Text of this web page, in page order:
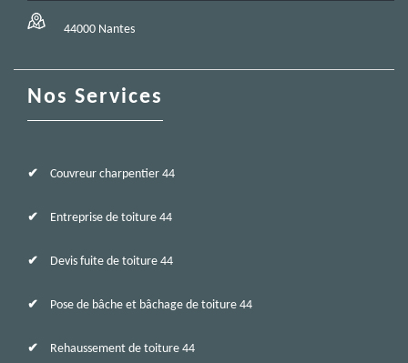
44000 Nantes
Nos Services
Couvreur charpentier 44
Entreprise de toiture 44
Devis fuite de toiture 44
Pose de bâche et bâchage de toiture 44
Rehaussement de toiture 44